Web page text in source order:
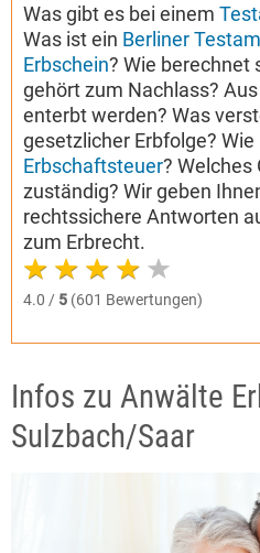
Was gibt es bei einem
Was ist ein Berliner
Erbschein? Wie berechnet
gehört zum Nachlass?
enterbt werden? Was
gesetzlicher Erbfolge? Wie
Erbschaftsteuer? Welches
zuständig? Wir geben
rechtssichere Antworten
zum Erbrecht.
4.0 / 5 (601 Bewertungen)
Infos zu Anwälte
Sulzbach/Saar